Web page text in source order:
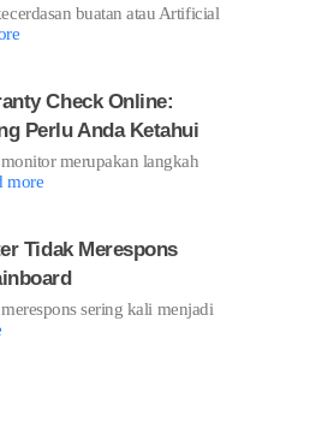
buatan atau Artificial
Check Online:
Perlu Anda Ketahui
merupakan langkah
more
Tidak Merespons
sering kali menjadi